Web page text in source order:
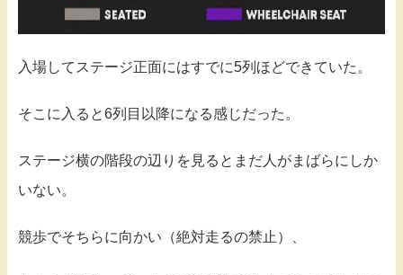
入場してステージ正面にはすでに5列ほどできていた。
そこに入ると6列目以降になる感じだった。
ステージ横の階段の辺りを見るとまだ人がまばらにしか
いない。
競歩でそちらに向かい（絶対走るの禁止）、